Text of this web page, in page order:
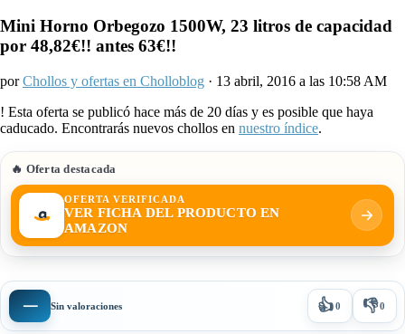
Mini Horno Orbegozo 1500W, 23 litros de capacidad
por 48,82€!! antes 63€!!
porChollos y ofertas en Cholloblog · 13 abril, 2016 a las 10:58 AM
! Esta oferta se publicó hace más de 20 días y es posible que haya
caducado. Encontrarás nuevos chollos en nuestro índice.
🔥 Oferta destacada
OFERTA VERIFICADA
VER FICHA DEL PRODUCTO EN
AMAZON
— Sin valoraciones 👍0 👎0